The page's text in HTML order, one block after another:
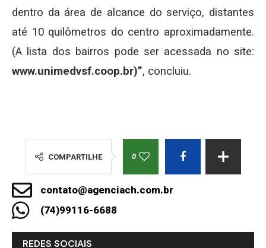
dentro da área de alcance do serviço, distantes
até 10 quilômetros do centro aproximadamente.
(A lista dos bairros pode ser acessada no site:
www.unimedvsf.coop.br)”, concluiu.
COMPARTILHE 0
contato@agenciach.com.br
(74)99116-6688
REDES SOCIAIS